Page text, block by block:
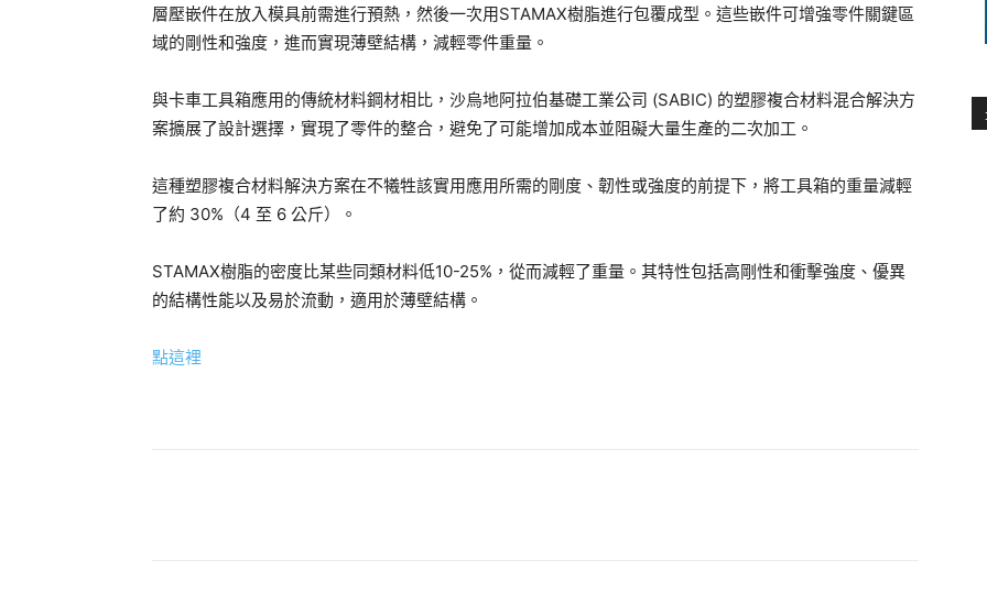
層壓嵌件在放入模具前需進行預熱，然後一次用STAMAX樹脂進行包覆成型。這些嵌件可增強零件關鍵區
域的剛性和強度，進而實現薄壁結構，減輕零件重量。
與卡車工具箱應用的傳統材料鋼材相比，沙烏地阿拉伯基礎工業公司 (SABIC) 的塑膠複合材料混合解決方
案擴展了設計選擇，實現了零件的整合，避免了可能增加成本並阻礙大量生產的二次加工。
這種塑膠複合材料解決方案在不犧牲該實用應用所需的剛度、韌性或強度的前提下，將工具箱的重量減輕
了約 30%（4 至 6 公斤）。
STAMAX樹脂的密度比某些同類材料低10-25%，從而減輕了重量。其特性包括高剛性和衝擊強度、優異
的結構性能以及易於流動，適用於薄壁結構。
點這裡